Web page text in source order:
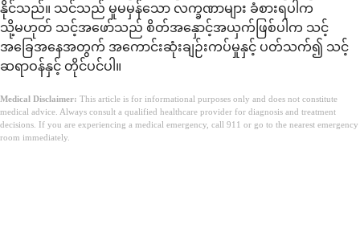
နိုင်သည်။ သင်သည် မူမမှန်သော လက္ခဏာများ ခံစားရပါက
သို့မဟုတ် သင့်အဖော်သည် စိတ်အနှောင့်အယှက်ဖြစ်ပါက သင့်
အခြေအနေအတွက် အကောင်းဆုံးချဉ်းကပ်မှုနှင့် ပတ်သက်၍ သင့်
ဆရာဝန်နှင့် တိုင်ပင်ပါ။
Medical Disclaimer: This article is for informational purposes only and does not constitute
medical advice. Always consult a qualified healthcare provider for diagnosis and treatment
decisions. If you are experiencing a medical emergency, call 911 or go to the nearest emergency
room immediately.